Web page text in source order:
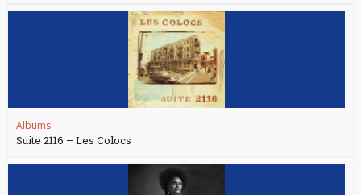
Albums
Suite 2116 – Les Colocs